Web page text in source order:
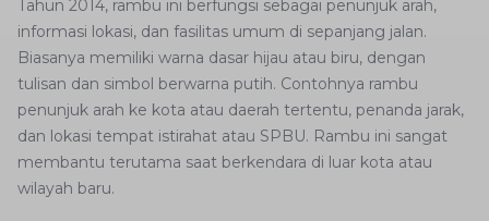
Tahun 2014, rambu ini berfungsi sebagai penunjuk arah,
informasi lokasi, dan fasilitas umum di sepanjang jalan.
Biasanya memiliki warna dasar hijau atau biru, dengan
tulisan dan simbol berwarna putih. Contohnya rambu
penunjuk arah ke kota atau daerah tertentu, penanda jarak,
dan lokasi tempat istirahat atau SPBU. Rambu ini sangat
membantu terutama saat berkendara di luar kota atau
wilayah baru.